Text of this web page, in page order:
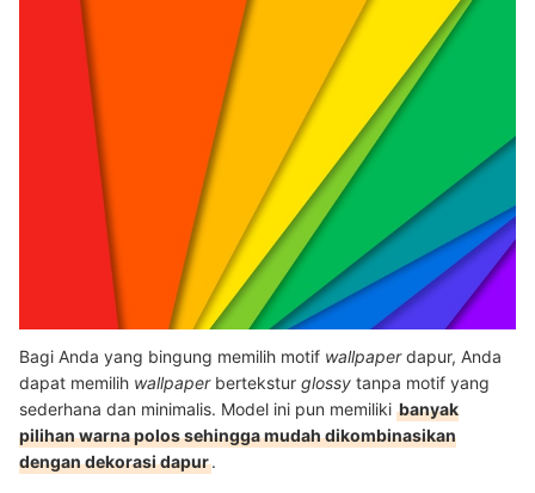
Bagi Anda yang bingung memilih motif wallpaperdapur, Anda
dapat memilih wallpaperbertekstur glossy tanpa motif yang
sederhana dan minimalis. Model ini pun memiliki banyak
pilihan warna polos sehingga mudah dikombinasikan
dengan dekorasi dapur.